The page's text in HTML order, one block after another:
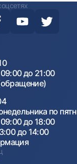
до 21:00
по
до 18:00
до 14:00